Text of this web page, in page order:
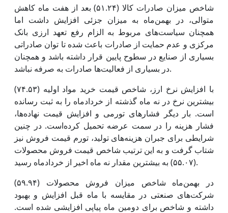
شاخص میزان صادرات کالا (۵۱.۲۴) بعد از هفت ماه کاهش
متوالی، در بهمن‌ماه به میزان جزئی افزایش داشت اما
همچنان سیاست‌های مربوط به الزام رفع تعهد ارزی بانک
مرکزی و عدم حمایت از صادرات باعث شده تا توان صادراتی
بسیاری از صنایع در سطوح پایین قرار داشته باشد و همچنان
در بسیاری از فعالیت‌ها صادرات به صرفه نباشد.
با افزایش نرخ ارز، شاخص قیمت خرید مواد اولیه (۷۴.۵۳)
بیشترین نرخ در نه ماه گذشته از خردادماه را به ثبت رسانده
است. بار دیگر فشارهای تورمی و افزایش قیمت نهاده‌ها،
فشار هزینه را در سمت عرضه تحمیل کرده‌است. در چنین
شرایطی برای جبران هزینه‌های تولید، تورم قیمت فروش نیز
شتاب گرفت و به این ترتیب شاخص قیمت فروش محصولات
(۵۵.۰۷) به بیشترین مقدار نه ماه اخیر از خردادماه رسید.
در بهمن‌ماه شاخص میزان فروش محصولات (۵۹.۹۴)
شرکت‌های صنعتی در مقایسه با ماه قبل افزایش و بهبود
داشته و شاخص برای دومین ماه پیاپی افزایشی شده است.